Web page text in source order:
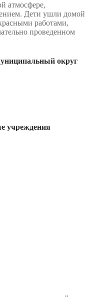
атмосфере,
Дети ушли домой
работами,
проведенном
округ
учреждения